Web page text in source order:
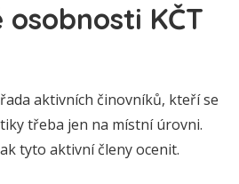
KČT
aktivních činovníků, kteří se
třeba jen na místní úrovni.
tyto aktivní členy ocenit.